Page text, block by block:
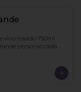
vino rosado 750ml
personalizada
con chocolate
jengibre